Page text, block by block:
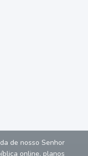
de nosso Senhor
online, planos